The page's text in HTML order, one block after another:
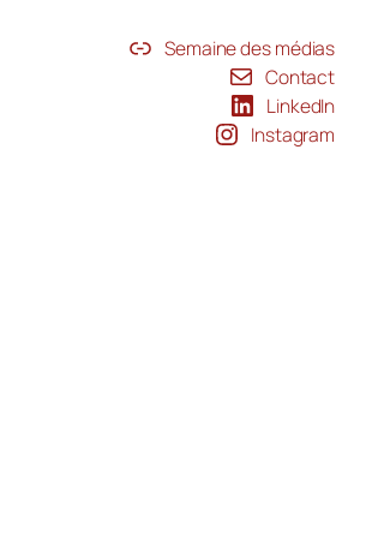
Semaine des médias
Contact
LinkedIn
Instagram